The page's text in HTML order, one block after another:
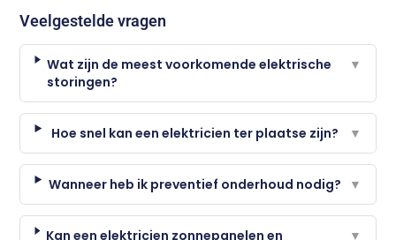
Veelgestelde vragen
Wat zijn de meest voorkomende elektrische
storingen?
▼
Hoe snel kan een elektricien ter plaatse zijn? ▼
Wanneer heb ik preventief onderhoud nodig? ▼
Kan een elektricien zonnepanelen en
▼